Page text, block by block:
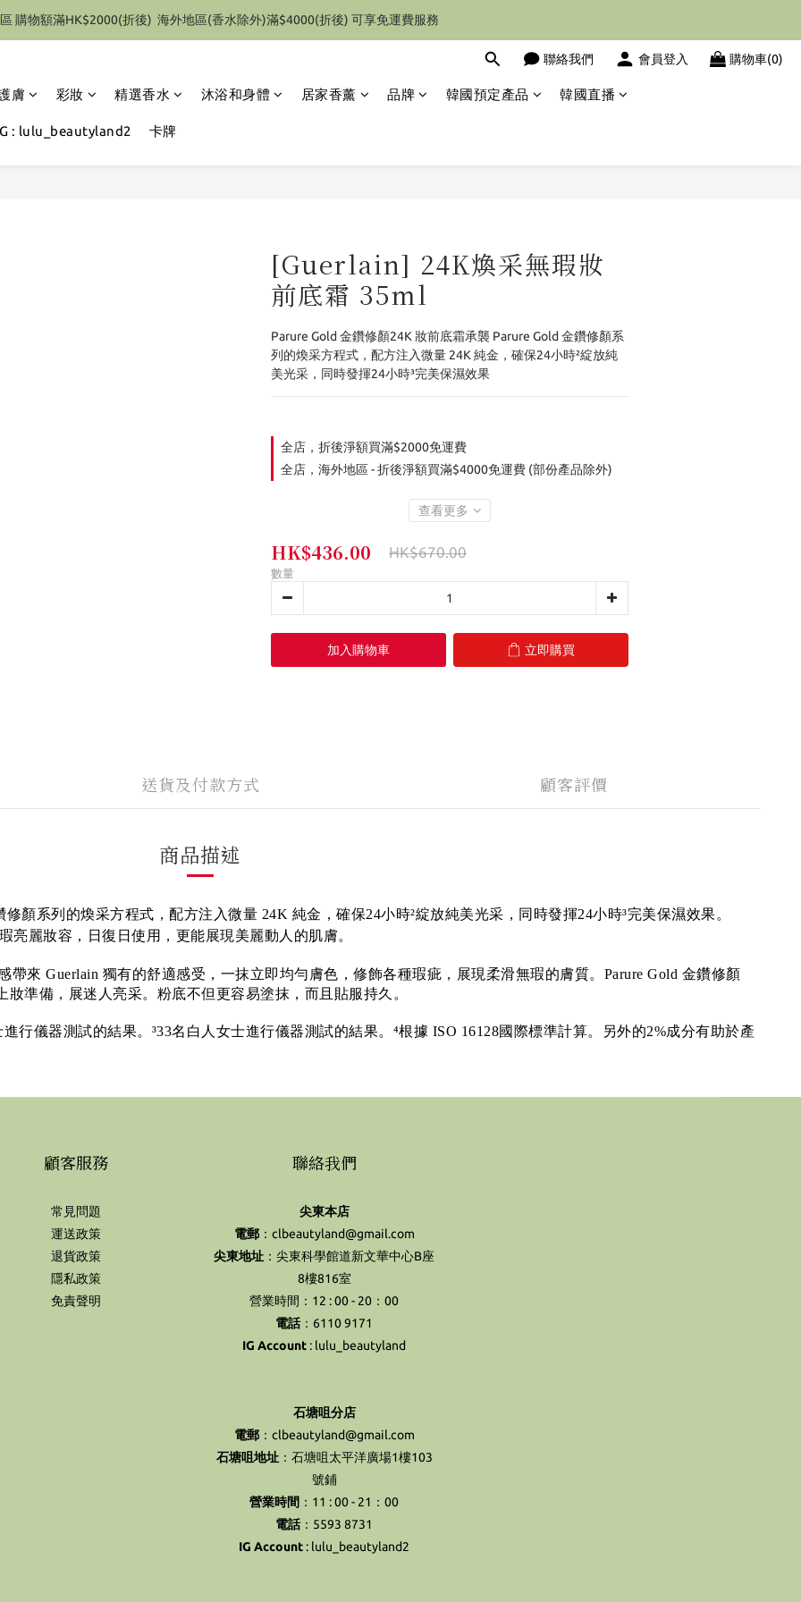
特別優惠 1件即享有9折優惠(部份產品除外）
特別優惠 1件即享有9折優惠(部份產品除外）
聯絡我們
會員登入 購物車(0)
膚 彩妝 精選香水 沐浴和身體 居家香薰 品牌 韓國預定產品 韓國直播
: lulu_beautyland2 卡牌
[Guerlain] 24K煥采無瑕妝
前底霜 35ml
Parure Gold 金鑽修顏24K 妝前底霜承襲 Parure Gold 金鑽修顏系
列的煥采方程式，配方注入微量 24K 純金，確保24小時²綻放純
美光采，同時發揮24小時³完美保濕效果
全店，折後淨額買滿$2000免運費
全店，海外地區 - 折後淨額買滿$4000免運費 (部份產品除外)
查看更多
HK$436.00 HK$670.00
數量
加入購物車 立即購買
送貨及付款方式 顧客評價
商品描述
顏系列的煥采方程式，配方注入微量 24K 純金，確保24小時²綻放純美光采，同時發揮24小時³完美保濕效果。
亮麗妝容，日復日使用，更能展現美麗動人的肌膚。
帶來 Guerlain 獨有的舒適感受，一抹立即均勻膚色，修飾各種瑕疵，展現柔滑無瑕的膚質。Parure Gold 金鑽修顏
準備，展迷人亮采。粉底不但更容易塗抹，而且貼服持久。
行儀器測試的結果。³33名白人女士進行儀器測試的結果。⁴根據 ISO 16128國際標準計算。另外的2%成分有助於產
顧客服務
常見問題
運送政策
退貨政策
隱私政策
免責聲明
聯絡我們
尖東本店
電郵：clbeautyland@gmail.com
尖東地址 ：尖東科學館道新文華中心B座
8樓816室
營業時間：12 : 00 - 20：00
電話：6110 9171
IG Account : lulu_beautyland
石塘咀分店
電郵：clbeautyland@gmail.com
石塘咀地址：石塘咀太平洋廣場1樓103
號鋪
營業時間 ：11 : 00 - 21：00
電話：5593 8731
IG Account : lulu_beautyland2